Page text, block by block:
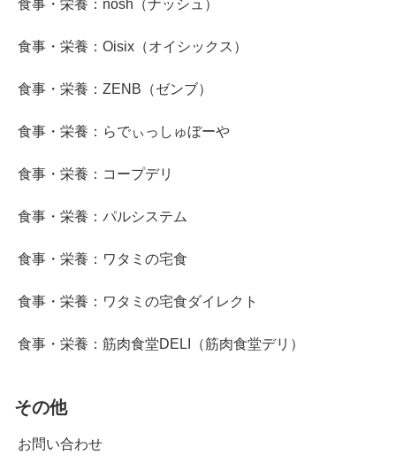
食事・栄養：nosh（ナッシュ）
食事・栄養：Oisix（オイシックス）
食事・栄養：ZENB（ゼンブ）
食事・栄養：らでぃっしゅぼーや
食事・栄養：コープデリ
食事・栄養：パルシステム
食事・栄養：ワタミの宅食
食事・栄養：ワタミの宅食ダイレクト
食事・栄養：筋肉食堂DELI（筋肉食堂デリ）
その他
お問い合わせ